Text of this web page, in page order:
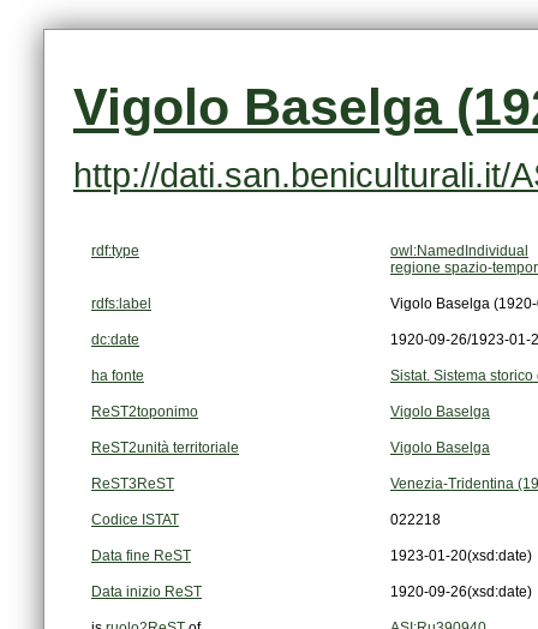
Vigolo Baselga
http://dati.san.beniculturali.it/
rdf:type
owl:NamedIndividual
regione spazio-
rdfs:label Vigolo Baselga
dc:date 1920-09-26/1923-01-
ha fonte Sistat. Sistema
ReST2toponimo Vigolo Baselga
ReST2unità territoriale Vigolo Baselga
ReST3ReST Venezia-Tridentina
Codice ISTAT 022218
Data fine ReST 1923-01-20(xsd:date)
Data inizio ReST 1920-09-26(xsd:date)